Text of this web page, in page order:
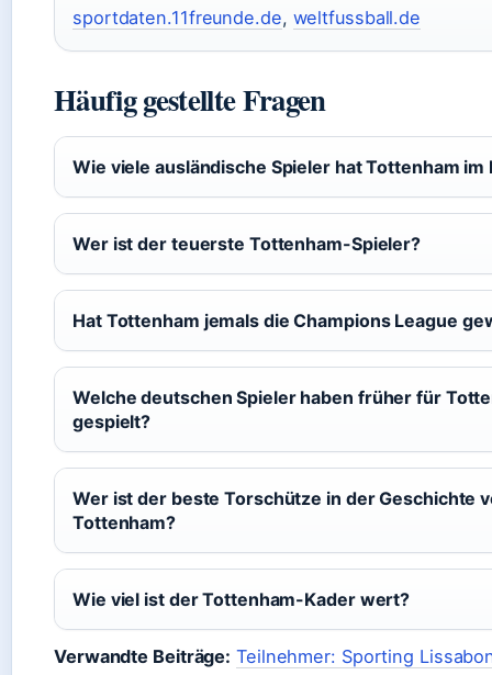
sportdaten.11freunde.de, weltfussball.de
Häufig gestellte Fragen
Wie viele ausländische Spieler hat Tottenham im
Wer ist der teuerste Tottenham-Spieler?
Hat Tottenham jemals die Champions League
Welche deutschen Spieler haben früher für
gespielt?
Wer ist der beste Torschütze in der Geschichte
Tottenham?
Wie viel ist der Tottenham-Kader wert?
Verwandte Beiträge: Teilnehmer: Sporting